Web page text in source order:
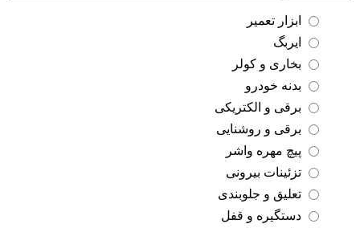
ابزار تعمیر
ایربگ
بخاری و کولر
بدنه خودرو
برقی و الکتریکی
برقی و روشنایی
پیچ مهره واشر
تزئینات بیرونی
تعلیق و جلوبندی
دستگیره و قفل